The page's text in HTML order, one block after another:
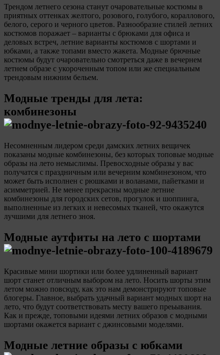
Трендом летнего сезона станут очаровательные костюмы в
приятных оттенках желтого, розового, голубого, кораллового,
белого, серого и черного цветов. Разнообразие стилей летних
костюмов поражает – варианты с брюками для офиса и
деловых встреч, летние варианты костюмов с шортами и
юбками, а также топами вместо жакета. Модные брючные
костюмы будут очаровательно смотреться даже в вечернем
летнем образе с укороченным топом или же специальным
трендовым нижним бельем.
Модные тренды для лета:
комбинезоны
Несомненным лидером среди дамских летних вещичек
показаны модные комбинезоны, без которых топовые модные
образы на лето немыслимы. Превосходные образы у вас
получатся с праздничным или вечерним комбинезоном, что
может быть исполнен с рюшками и воланами, пайетками и
асимметрией. Не менее прекрасны модные летние
комбинезоны для городских сетов, прогулок и шоппинга,
выполненные из легких и невесомых тканей, что окажутся
лучшими для летнего зноя.
Модные аутфиты на лето с шортами
Красивые мини шортики или более удлиненный вариант
шорт станет отличным выбором на лето. Носить шорты этим
летом можно повсюду, как это нам демонстрируют топовые
блогеры. Главное, выбрать удачный вариант модных шорт на
лето, что будут соответствовать месту вашего преьывания.
Как и прежде, топовыми идеями летних образов с модными
шортами окажется вариант с джинсовыми моделями.
Модные летние образы с юбками